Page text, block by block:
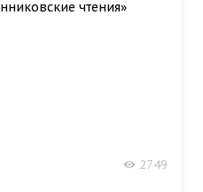
чтения»
2749